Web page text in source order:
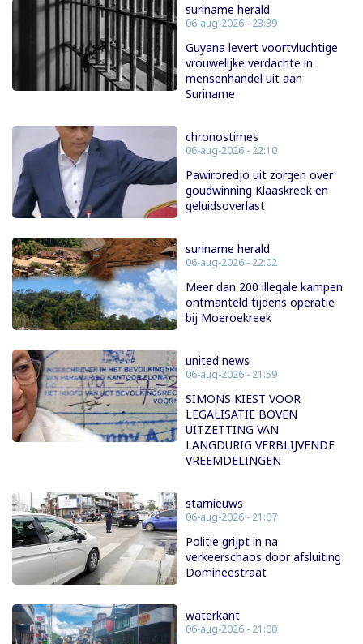
suriname herald
06-aug-2026 - 23:39
Guyana levert voortvluchtige
vrouwelijke verdachte in
mensenhandel uit aan
Suriname
chronostimes
06-aug-2026 - 22:10
Pawiroredjo uit zorgen over
goudwinning Klaaskreek en
geluidsoverlast
suriname herald
06-aug-2026 - 22:02
Meer dan 200 illegale kampen
ontmanteld tijdens operatie
bij Moeroekreek
united news
06-aug-2026 - 21:59
SIMONS KIEST VOOR
LEGALISATIE BOVEN
UITZETTING VAN
LANGDURIG VERBLIJVENDE
VREEMDELINGEN
starnieuws
06-aug-2026 - 21:07
Politie grijpt in na
verkeerschaos door afsluiting
Domineestraat
waterkant
06-aug-2026 - 21:00